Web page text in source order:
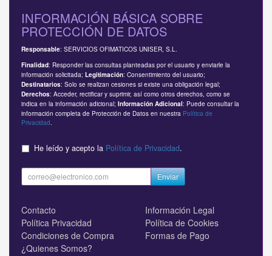
INFORMACIÓN BÁSICA SOBRE
PROTECCIÓN DE DATOS
Responsable: SERVICIOS OFIMATICOS UNISER, S.L.
Finalidad: Responder las consultas planteadas por el usuario y enviarle la
información solicitada; Legitimación: Consentimiento del usuario;
Destinatarios: Solo se realizan cesiones si existe una obligación legal;
Derechos: Acceder, rectificar y suprimir, así como otros derechos, como se
indica en la información adicional; Información Adicional: Puede consultar la
información completa de Protección de Datos en nuestra Política de
Privacidad
He leído y acepto la Política de Privacidad.
Enviar
Contacto
Información Legal
Política Privacidad
Política de Cookies
Condiciones de Compra
Formas de Pago
¿Quienes Somos?